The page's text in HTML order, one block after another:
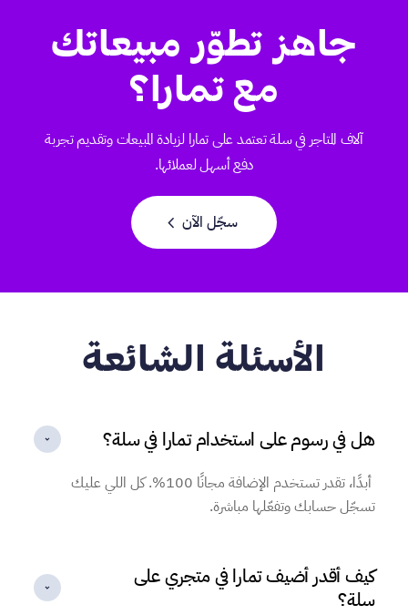
جاهز تطوّر مبيعاتك
مع تمارا؟
آلاف المتاجر في سلة تعتمد على تمارا لزيادة المبيعات وتقديم تجربة
دفع أسهل لعملائها.
سجّل الآن chevron_LEFt
الأسئلة الشائعة
هل في رسوم على استخدام تمارا في سلة؟
أبدًا، تقدر تستخدم الإضافة مجانًا 100%. كل اللي عليك
تسجّل حسابك وتفعّلها مباشرة.
كيف أقدر أضيف تمارا في متجري على
سلة؟